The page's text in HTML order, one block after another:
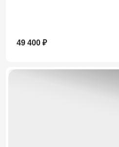
49 400 ₽